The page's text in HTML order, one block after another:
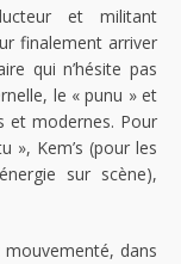
et militant
finalement arriver
qui n’hésite pas
le « punu » et
et modernes. Pour
», Kem’s (pour les
sur scène),
dans